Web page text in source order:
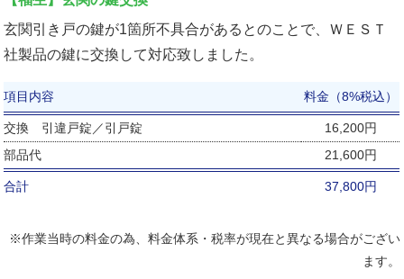
玄関引き戸の鍵が1箇所不具合があるとのことで、ＷＥＳＴ
社製品の鍵に交換して対応致しました。
項目内容 料金（8%税込）
交換 引違戸錠／引戸錠
16,200円
部品代
21,600円
合計 37,800円
※作業当時の料金の為、料金体系・税率が現在と異なる場合がござい
ます。